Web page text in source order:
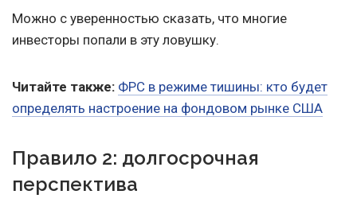
Можно с уверенностью сказать, что многие
инвесторы попали в эту ловушку.
Читайте также: ФРС в режиме тишины: кто будет
определять настроение на фондовом рынке США
Правило 2: долгосрочная
перспектива